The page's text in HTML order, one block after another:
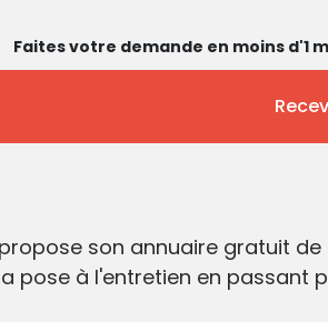
Faites votre demande en moins d'1
son annuaire gratuit
pose à l'entretien en passant